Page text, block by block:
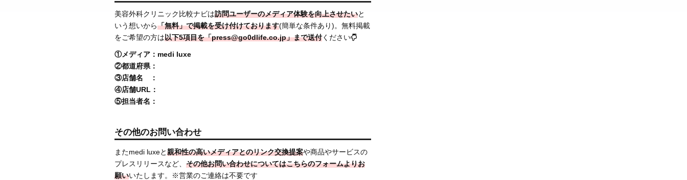
美容外科クリニック比較ナビは訪問ユーザーのメディア体験を向上させたいと
いう想いから「無料」で掲載を受け付けております(簡単な条件あり)。無料掲載
をご希望の方は以下5項目を「press@go0dlife.co.jp」まで送付ください
①メディア：medi luxe
②都道府県：
③店舗名 ：
④店舗URL：
⑤担当者名：
その他のお問い合わせ
またmedi luxeと親和性の高いメディアとのリンク交換提案や商品やサービスの
プレスリリースなど、 その他お問い合わせについてはこちらのフォームよりお
願いいたします。※営業のご連絡は不要です